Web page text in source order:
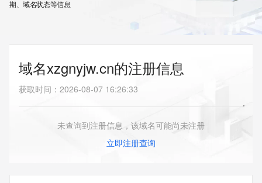
期、域名状态等信息
域名xzgnyjw.cn的注册信息
获取时间 ： 2026-08-07 16:26:33
未查询到注册信息，该域名可能尚未注册
立即注册查询